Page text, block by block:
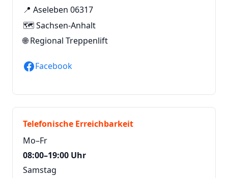
📍 Aseleben 06317
🗺️ Sachsen-Anhalt
🌐Regional Treppenlift
Facebook
Telefonische Erreichbarkeit
Mo–Fr
08:00–19:00 Uhr
Samstag